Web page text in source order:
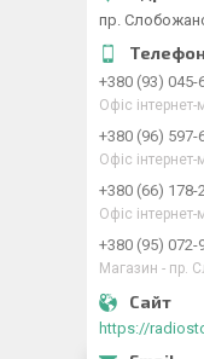
пр.
+380 (93) 045-
Офіс
+380 (96) 597-
Офіс
+380 (66) 178-
Офіс
+380 (95) 072-
Магазин - пр.
https://